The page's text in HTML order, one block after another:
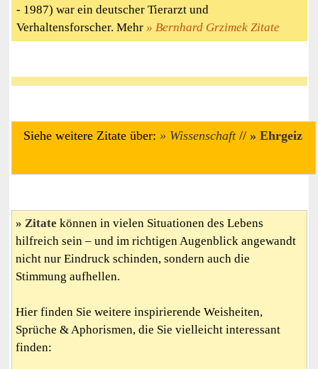
- 1987) war ein deutscher Tierarzt und
Verhaltensforscher. Mehr
Bernhard Grzimek Zitate
Siehe weitere Zitate über: Wissenschaft// Ehrgeiz
Zitate können in vielen Situationen des Lebens
hilfreich sein – und im richtigen Augenblick angewandt
nicht nur Eindruck schinden, sondern auch die
Stimmung aufhellen.
Hier finden Sie weitere inspirierende Weisheiten,
Sprüche & Aphorismen, die Sie vielleicht interessant
finden: